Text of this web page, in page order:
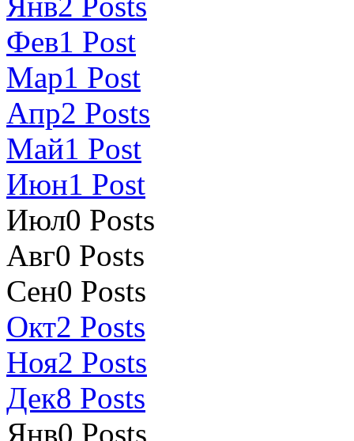
Фев1 Post
Мар1 Post
Апр2 Posts
Май1 Post
Июн1 Post
Июл0 Posts
Авг0 Posts
Сен0 Posts
Окт2 Posts
Ноя2 Posts
Дек8 Posts
Янв0 Posts